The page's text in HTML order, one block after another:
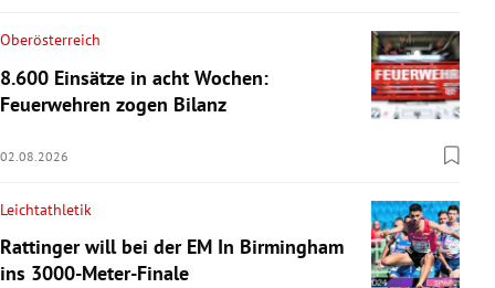
Oberösterreich
8.600 Einsätze in acht Wochen:
Feuerwehren zogen Bilanz
02.08.2026
Leichtathletik
Rattinger will bei der EM In Birmingham
ins 3000-Meter-Finale